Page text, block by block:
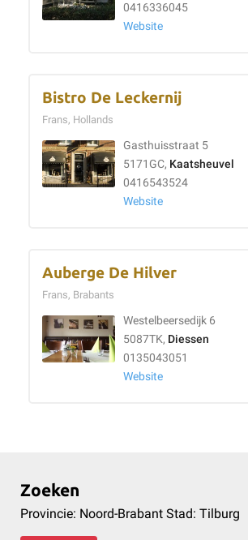
0416336045
Website
Bistro De Leckernij
Frans, Hollands
Gasthuisstraat 5
5171GC, Kaatsheuvel
0416543524
Website
Auberge De Hilver
Frans, Brabants
Westelbeersedijk 6
5087TK, Diessen
0135043051
Website
Zoeken
Provincie: Noord-Brabant Stad: Tilburg